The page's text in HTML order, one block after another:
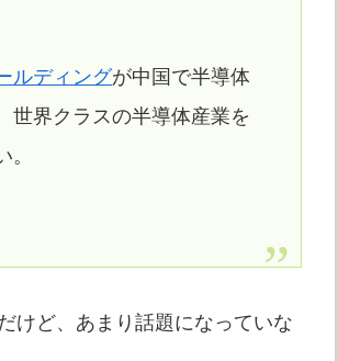
ルディングが中国で半導体
世界クラスの半導体産業を
けど、あまり話題になっていな